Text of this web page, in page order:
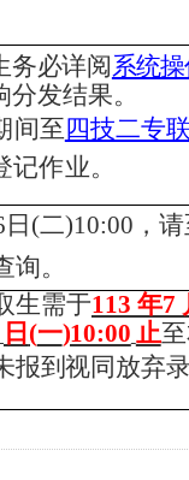
务必详阅系统
分发结果。
间至四技二专
记作业。
日 (二)10:00 ，
询。
生需于113 年7
日 (一)10:00 止
报到视同放弃录